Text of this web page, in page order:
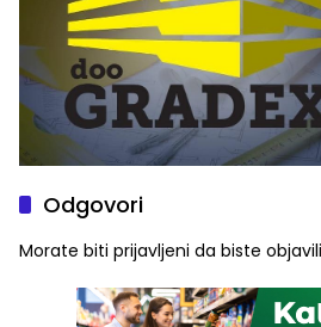
Odgovori
Morate biti prijavljeni da biste